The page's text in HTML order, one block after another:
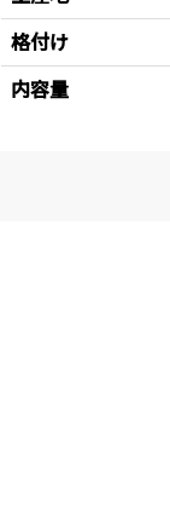
格付け
内容量